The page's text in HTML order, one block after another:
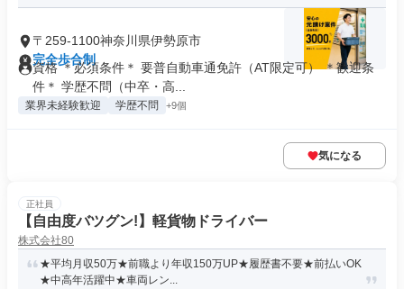
〒259-1100神奈川県伊勢原市
完全歩合制
資格 ＊必須条件＊ 要普自動車通免許（AT限定可） ＊歓迎条
件＊ 学歴不問（中卒・高...
業界未経験歓迎 学歴不問 +9個
気になる
正社員
【自由度バツグン!】軽貨物ドライバー
株式会社80
★平均月収50万★前職より年収150万UP★履歴書不要★前払いOK
★中高年活躍中★車両レン...